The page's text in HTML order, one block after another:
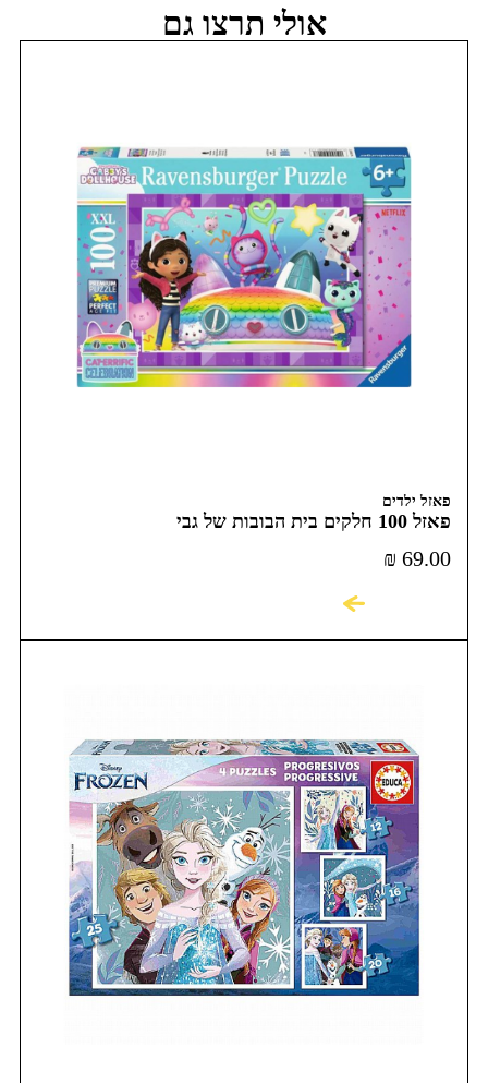
אולי תרצו גם
פאזל ילדים
פאזל 100 חלקים בית הבובות של גבי
₪ 69.00